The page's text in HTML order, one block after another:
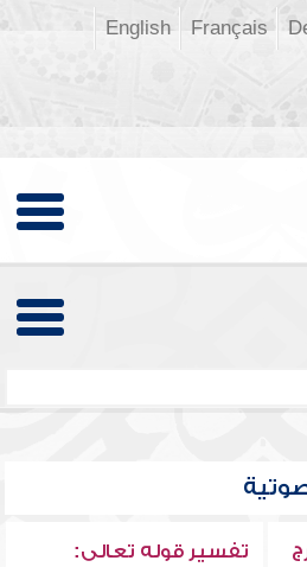
Français
English
تفسير قوله تعالى: